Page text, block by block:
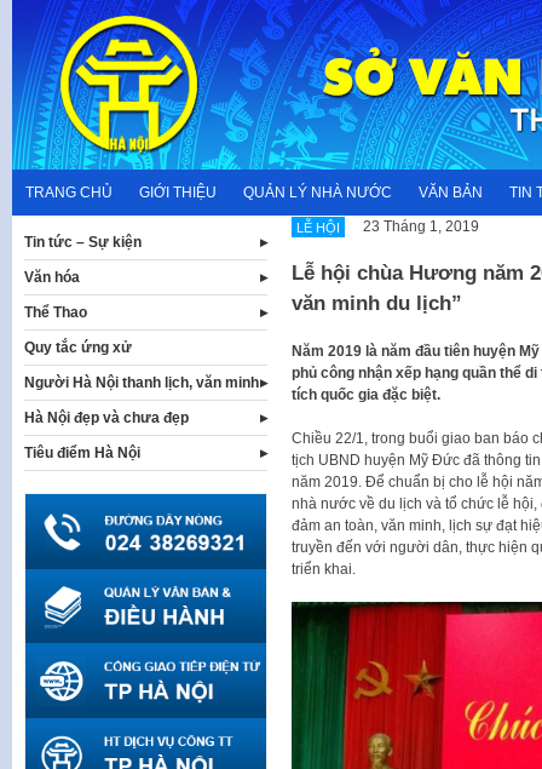
content
TRANG CHỦ GIỚI THIỆU QUẢN LÝ NHÀ NƯỚC VĂN BẢN TIN
LỄ HỘI 23 Tháng 1, 2019
Lễ hội chùa Hương năm
văn minh du lịch”
Năm 2019 là năm đầu tiên huyện
phủ công nhận xếp hạng quần thể
tích quốc gia đặc biệt.
Chiều 22/1, trong buổi giao ban báo
tịch UBND huyện Mỹ Đức đã thông
năm 2019. Để chuẩn bị cho lễ hội
nhà nước về du lịch và tổ chức lễ
đảm an toàn, văn minh, lịch sự đạt
truyền đến với người dân, thực hiện
triển khai.
Tin tức – Sự kiện
Văn hóa
Thể Thao
Quy tắc ứng xử
Người Hà Nội thanh lịch, văn minh
Hà Nội đẹp và chưa đẹp
Tiêu điểm Hà Nội